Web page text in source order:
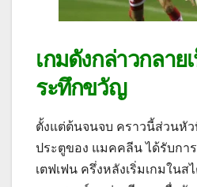
เกมดังกล่าวกลาย
ระทึกขวัญ
ตั้งแต่ต้นจนจบ คราวนี้ส่วนหั
ประตูของ แมคคลีน ได้รับกา
เตฟเฟน ครึ่งหลังเริ่มเกมในส